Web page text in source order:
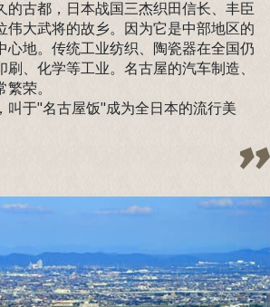
的古都，日本战国三杰织田信长、丰臣
伟大武将的故乡。因为它是中部地区的
心地。传统工业纺织、陶瓷器在全国仍
、化学等工业。名古屋的汽车制造、
荣。
叫于"名古屋饭"成为全日本的流行美